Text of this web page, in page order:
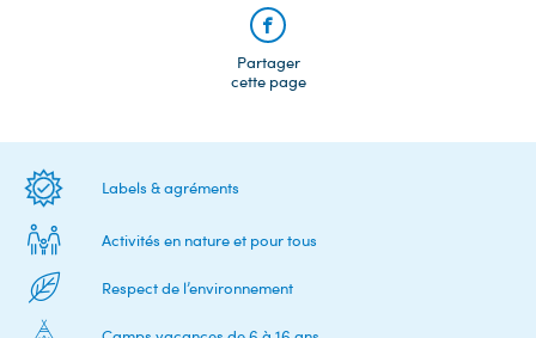
Partager
cette page
Labels & agréments
Activités en nature et pour tous
Respect de l’environnement